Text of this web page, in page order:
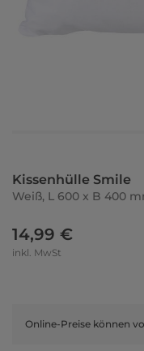
Kissenhülle Smile
Weiß, L 600 x B 400
14,99 €
inkl. MwSt